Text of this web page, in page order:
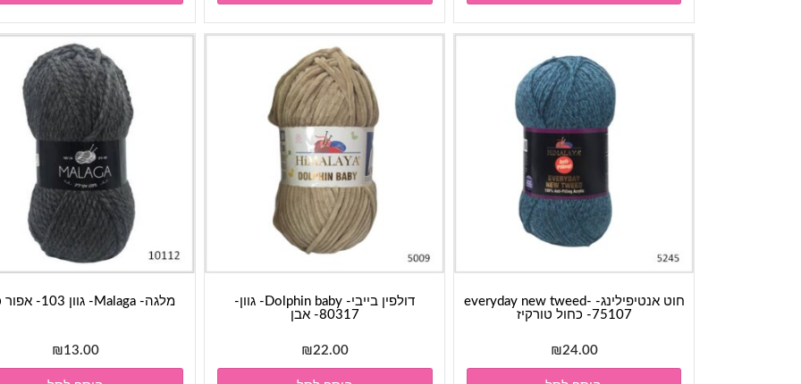
₪30.00.
מלגה- Malaga- גוון 103- אפור כהה
₪13.00
דולפין בייבי- Dolphin baby- גוון-
80317- אבן
₪22.00
חוט אנטיפילינג- everyday new tweed-
75107- כחול טורקיז
₪24.00